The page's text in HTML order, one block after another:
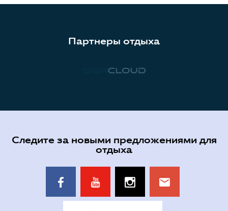
Партнеры отдыха
Следите за новыми предложениями для
отдыха